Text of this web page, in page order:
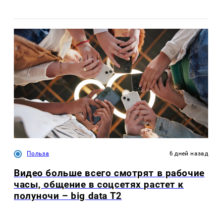
Польза 6 дней назад
Видео больше всего смотрят в рабочие
часы, общение в соцсетях растет к
полуночи – big data T2